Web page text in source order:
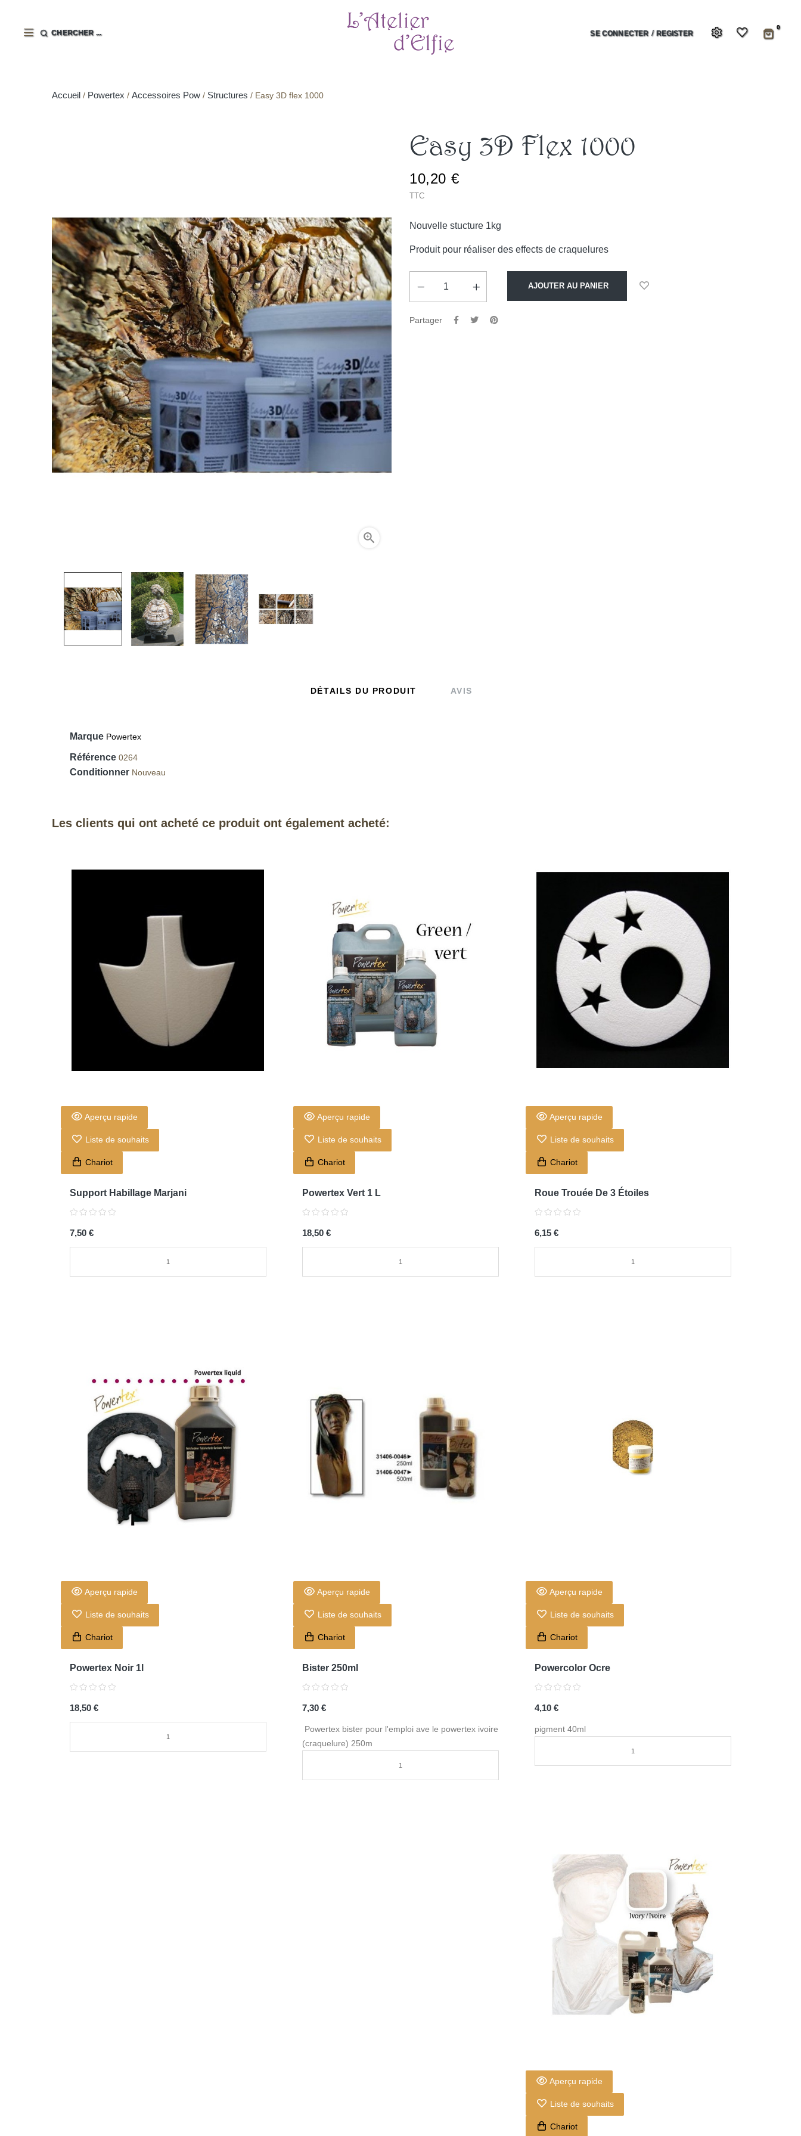
CHERCHER ... SE CONNECTER / REGISTER
0
Accueil Powertex Accessoires Pow Structures Easy 3D flex 1000

Easy 3D Flex 1000
10,20 €
TTC
Nouvelle stucture 1kg
Produit pour réaliser des effects de craquelures
AJOUTER AU PANIER
Partager
DÉTAILS DU PRODUIT AVIS
Marque Powertex
Référence 0264
Conditionner Nouveau
Les clients qui ont acheté ce produit ont également acheté:
Aperçu rapide
Liste de souhaits
Chariot
Support Habillage Marjani
7,50 €
Aperçu rapide
Liste de souhaits
Chariot
Powertex Vert 1 L
18,50 €
Aperçu rapide
Liste de souhaits
Chariot
Roue Trouée De 3 Étoiles
6,15 €
Aperçu rapide
Liste de souhaits
Chariot
Powertex Noir 1l
18,50 €
Aperçu rapide
Liste de souhaits
Chariot
Bister 250ml
7,30 €
Powertex bister pour l'emploi ave le powertex ivoire
(craquelure) 250m
Aperçu rapide
Liste de souhaits
Chariot
Powercolor Ocre
4,10 €
pigment 40ml
Aperçu rapide
Liste de souhaits
Chariot